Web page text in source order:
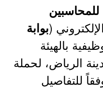
للمحاسبين
(بوابة
بالهيئة
الرياض، لحملة
للتفاصيل